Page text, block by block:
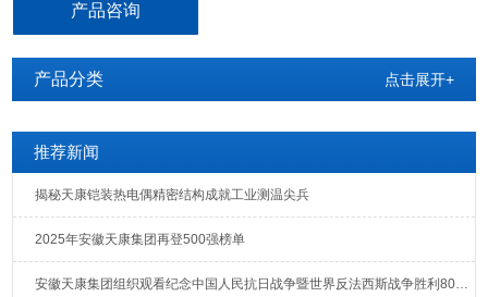
产品咨询
产品分类 点击展开+
推荐新闻
揭秘天康铠装热电偶精密结构成就工业测温尖兵
2025年安徽天康集团再登500强榜单
安徽天康集团组织观看纪念中国人民抗日战争暨世界反法西斯战争胜利80周年大会直播